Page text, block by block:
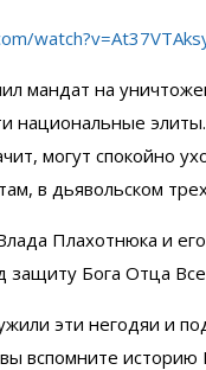
мандат на
национальные
могут спокойно
в дьявольском
Плахотнюка и
защиту Бога Отца
эти негодяи и
вспомните историю